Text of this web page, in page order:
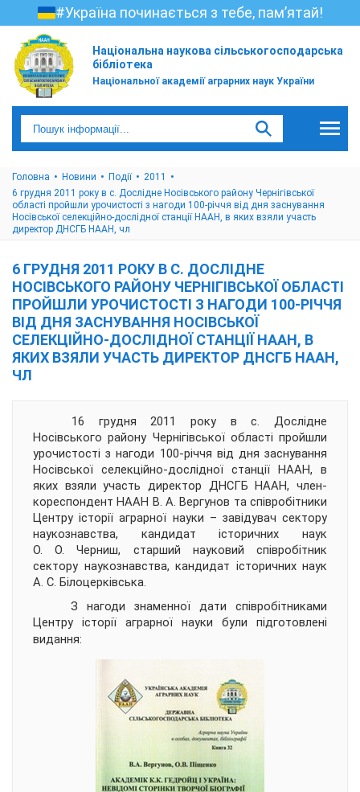
#Україна починається з тебе, пам’ятай!
Національна наукова сільськогосподарська
бібліотека
Національної академії аграрних наук України
Головна Новини Події
2011
6 грудня 2011 року в с. Дослідне Носівського району Чернігівської
області пройшли урочистості з нагоди 100-річчя від дня заснування
Носівської селекційно-дослідної станції НААН, в яких взяли участь
директор ДНСГБ НААН, чл
6 ГРУДНЯ 2011 РОКУ В С. ДОСЛІДНЕ
НОСІВСЬКОГО РАЙОНУ ЧЕРНІГІВСЬКОЇ ОБЛАСТІ
ПРОЙШЛИ УРОЧИСТОСТІ З НАГОДИ 100-РІЧЧЯ
ВІД ДНЯ ЗАСНУВАННЯ НОСІВСЬКОЇ
СЕЛЕКЦІЙНО-ДОСЛІДНОЇ СТАНЦІЇ НААН, В
ЯКИХ ВЗЯЛИ УЧАСТЬ ДИРЕКТОР ДНСГБ НААН,
ЧЛ
16 грудня 2011 року в с. Дослідне
Носівського району Чернігівської області пройшли
урочистості з нагоди 100-річчя від дня заснування
Носівської селекційно-дослідної станції НААН, в
яких взяли участь директор ДНСГБ НААН, член-
кореспондент НААН В. А. Вергунов та співробітники
Центру історії аграрної науки – завідувач сектору
наукознавства, кандидат історичних наук
О. О. Черниш, старший науковий співробітник
сектору наукознавства, кандидат історичних наук
А. С. Білоцерківська.
З нагоди знаменної дати співробітниками
Центру історії аграрної науки були підготовлені
видання: